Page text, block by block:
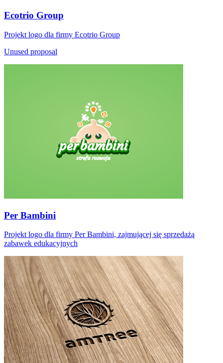
Ecotrio Group
Projekt logo dla firmy Ecotrio Group
Unused proposal
Per Bambini
Projekt logo dla firmy Per Bambini, zajmującej się sprzedażą
zabawek edukacyjnych